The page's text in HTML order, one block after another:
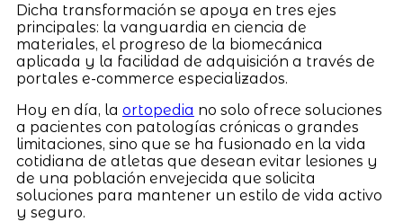
Dicha transformación se apoya en tres ejes
principales: la vanguardia en ciencia de
materiales, el progreso de la biomecánica
aplicada y la facilidad de adquisición a través de
portales e-commerce especializados.
Hoy en día, la ortopedia no solo ofrece soluciones
a pacientes con patologías crónicas o grandes
limitaciones, sino que se ha fusionado en la vida
cotidiana de atletas que desean evitar lesiones y
de una población envejecida que solicita
soluciones para mantener un estilo de vida activo
y seguro.